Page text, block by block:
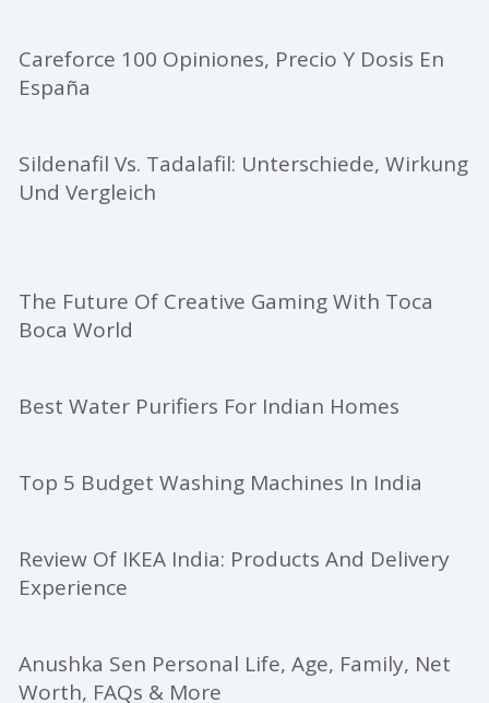
Careforce 100 Opiniones, Precio Y Dosis En
España
Sildenafil Vs. Tadalafil: Unterschiede, Wirkung
Und Vergleich
The Future Of Creative Gaming With Toca
Boca World
Best Water Purifiers For Indian Homes
Top 5 Budget Washing Machines In India
Review Of IKEA India: Products And Delivery
Experience
Anushka Sen Personal Life, Age, Family, Net
Worth, FAQs & More